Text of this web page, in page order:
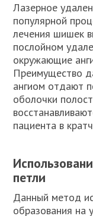
Лазерное
популярной
лечения шишек
послойном
окружающие
Преимущество
ангиом отдают
оболочки
пациента в
петли
Данный метод
образования на